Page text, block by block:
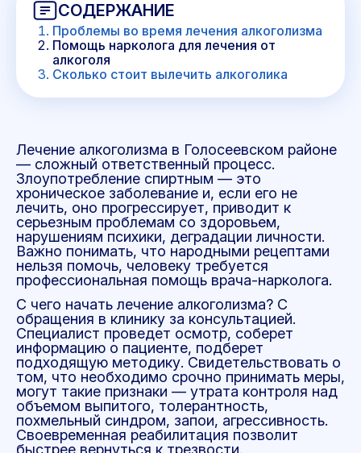
Лечение алкоголизма в Голосеевском районе
— сложный ответственный процесс.
Злоупотребление спиртным — это
хроническое заболевание и, если его не
лечить, оно прогрессирует, приводит к
серьезным проблемам со здоровьем,
нарушениям психики, деградации личности.
Важно понимать, что народными рецептами
нельзя помочь, человеку требуется
профессиональная помощь врача-нарколога.
С чего начать лечение алкоголизма? С
обращения в клинику за консультацией.
Специалист проведет осмотр, соберет
информацию о пациенте, подберет
подходящую методику. Свидетельствовать о
том, что необходимо срочно принимать меры,
могут такие признаки — утрата контроля над
объемом выпитого, толерантность,
похмельный синдром, запои, агрессивность.
Своевременная реабилитация позволит
быстрее вернуться к трезвости.
СОДЕРЖАНИЕ
Проблемы во время лечения алкоголизма
Помощь нарколога для лечения от
алкоголя
Сколько стоит вылечить алкоголика